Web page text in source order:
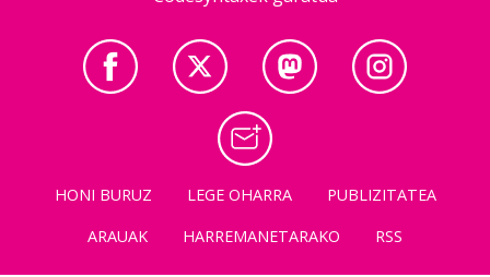
HONI BURUZ LEGE OHARRA
PUBLIZITATEA
ARAUAK
HARREMANETARAKO RSS